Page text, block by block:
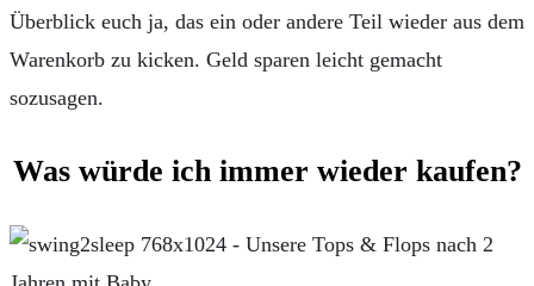
Überblick euch ja, das ein oder andere Teil wieder aus dem
Warenkorb zu kicken. Geld sparen leicht gemacht
sozusagen.
Was würde ich immer wieder kaufen?